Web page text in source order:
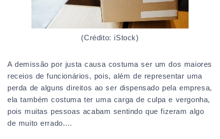
(Crédito: iStock)
A demissão por justa causa costuma ser um dos maiores
receios de funcionários, pois, além de representar uma
perda de alguns direitos ao ser dispensado pela empresa,
ela também costuma ter uma carga de culpa e vergonha,
pois muitas pessoas acabam sentindo que fizeram algo
de muito errado.…